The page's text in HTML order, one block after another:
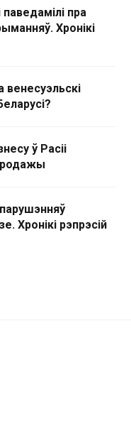
пра
Хронікі
ў Расіі
Хронікі рэпрэсій